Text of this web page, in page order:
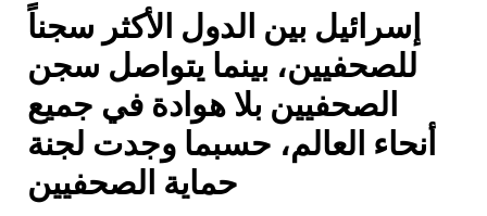
إسرائيل بين الدول الأكثر سجناً
للصحفيين، بينما يتواصل سجن
الصحفيين بلا هوادة في جميع
أنحاء العالم، حسبما وجدت لجنة
حماية الصحفيين